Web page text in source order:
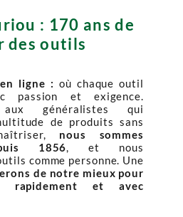
: 170 ans de
des outils
ligne : où chaque outil
passion et exigence.
aux généralistes qui
de produits sans
nous sommes
1856, et nous
comme personne. Une
de notre mieux pour
rapidement et avec